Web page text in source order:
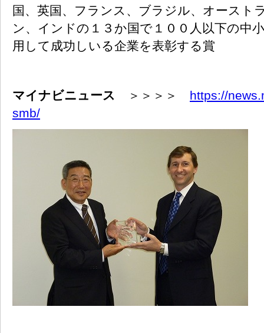
国、英国、フランス、ブラジル、オースト
ン、インドの１３か国で１００人以下の中
用して成功しいる企業を表彰する賞
マイナビニュース ＞＞＞＞ https://
smb/